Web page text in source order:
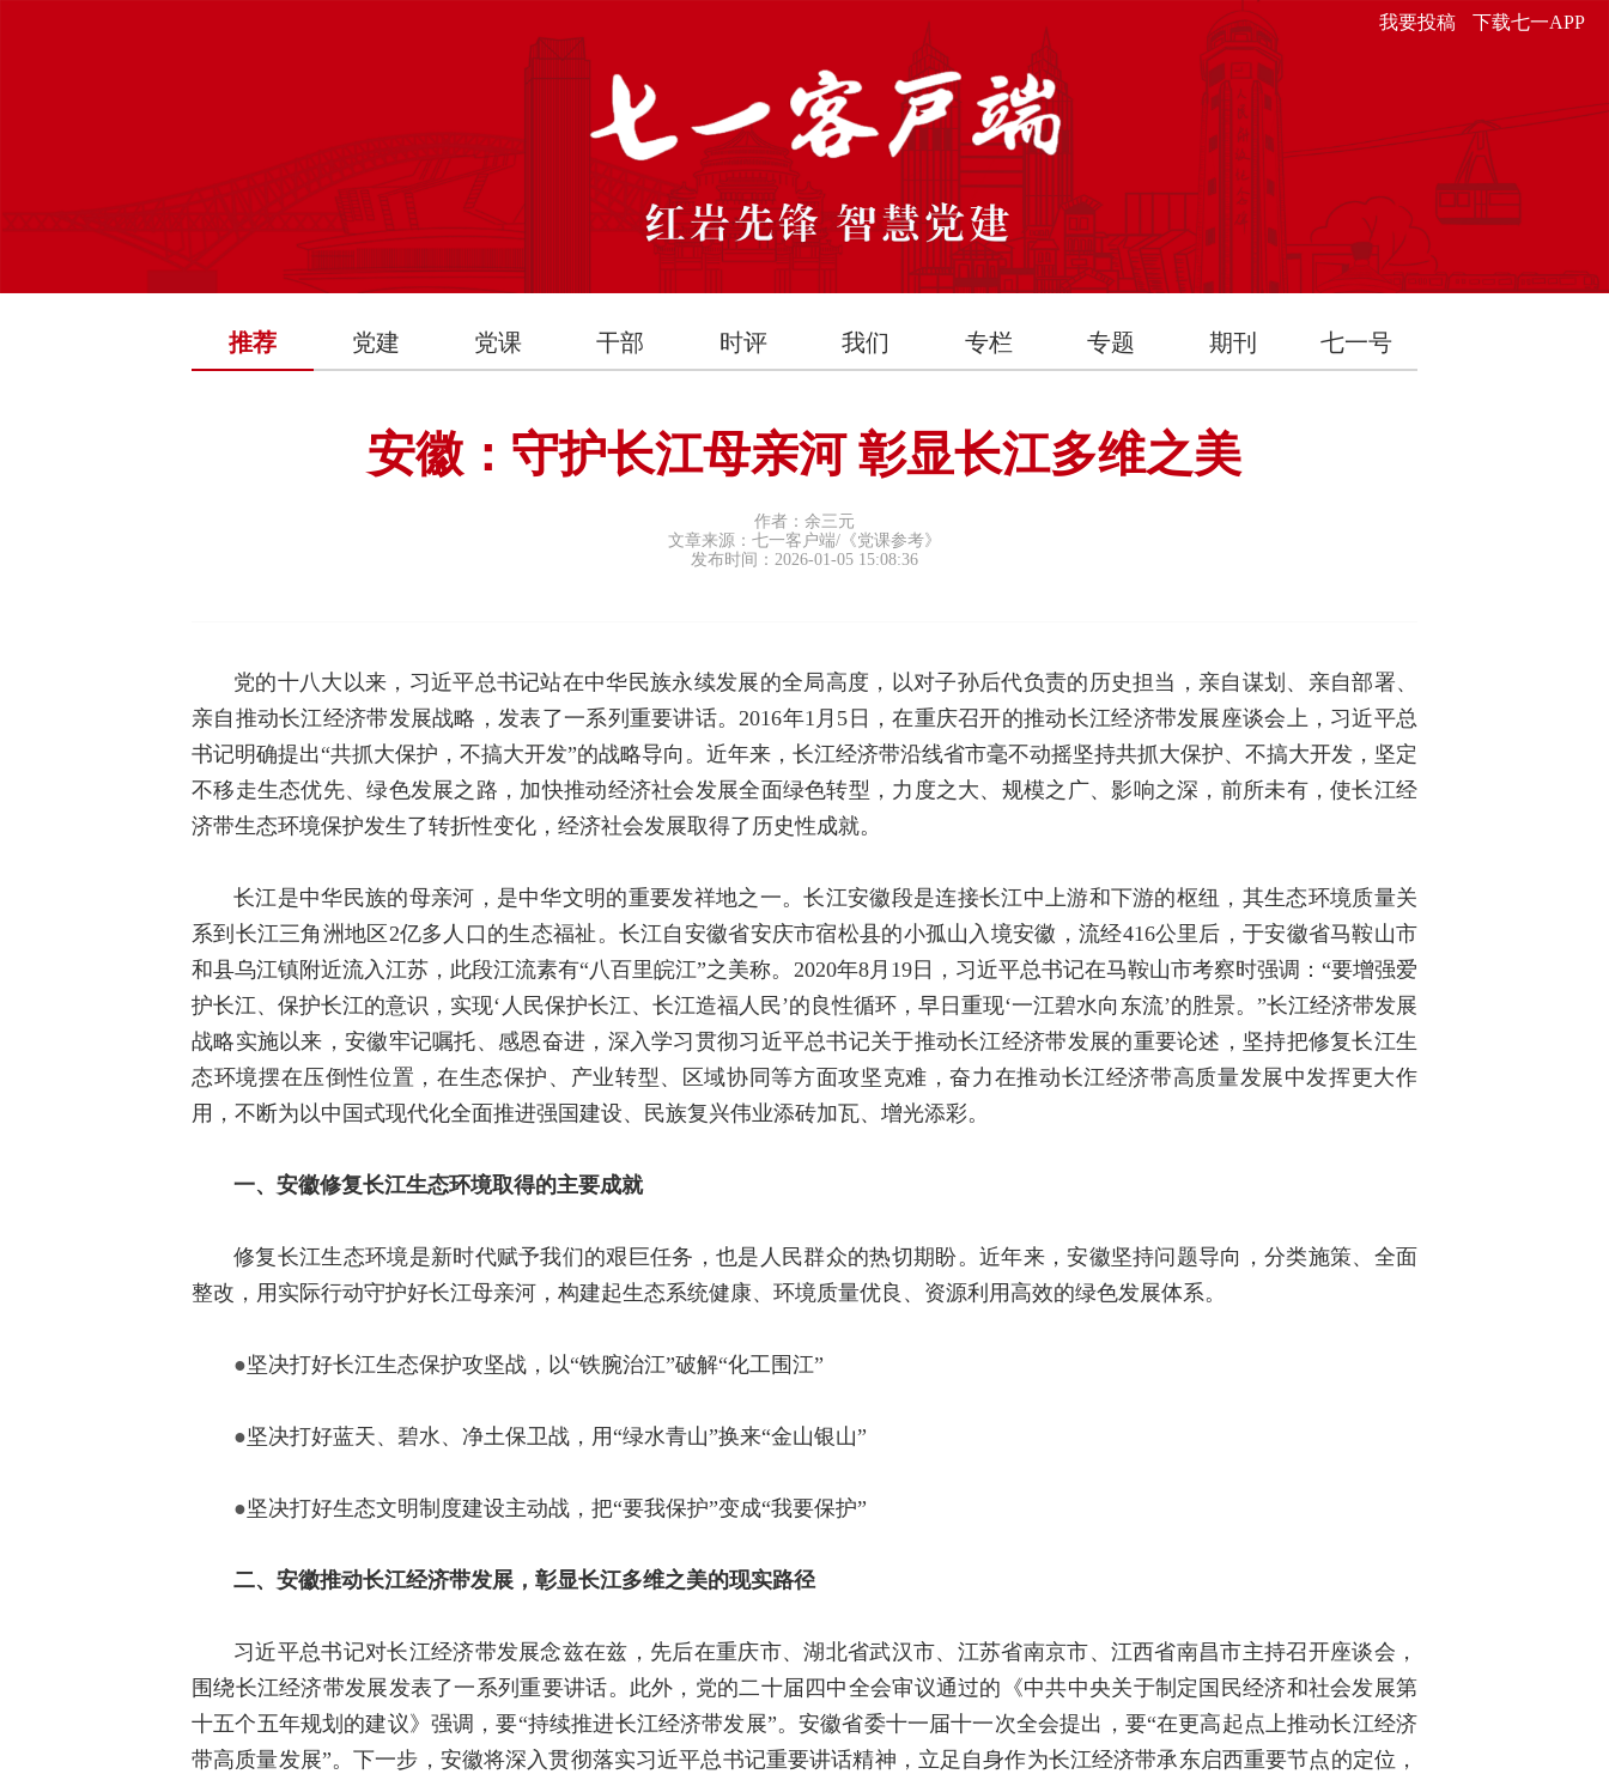
我要投稿 下载七一APP
推荐 党建 党课 干部 时评 我们 专栏 专题 期刊 七一号
安徽：守护长江母亲河 彰显长江多维之美
作者：余三元
文章来源：七一客户端/《党课参考》
发布时间：2026-01-05 15:08:36
党的十八大以来，习近平总书记站在中华民族永续发展的全局高度，以对子孙后代负责的历史担当，亲自谋划、亲自部署、
亲自推动长江经济带发展战略，发表了一系列重要讲话。2016年1月5日，在重庆召开的推动长江经济带发展座谈会上，习近平总
书记明确提出“共抓大保护，不搞大开发”的战略导向。近年来，长江经济带沿线省市毫不动摇坚持共抓大保护、不搞大开发，坚定
不移走生态优先、绿色发展之路，加快推动经济社会发展全面绿色转型，力度之大、规模之广、影响之深，前所未有，使长江经
济带生态环境保护发生了转折性变化，经济社会发展取得了历史性成就。
长江是中华民族的母亲河，是中华文明的重要发祥地之一。长江安徽段是连接长江中上游和下游的枢纽，其生态环境质量关
系到长江三角洲地区2亿多人口的生态福祉。长江自安徽省安庆市宿松县的小孤山入境安徽，流经416公里后，于安徽省马鞍山市
和县乌江镇附近流入江苏，此段江流素有“八百里皖江”之美称。2020年8月19日，习近平总书记在马鞍山市考察时强调：“要增强爱
护长江、保护长江的意识，实现‘人民保护长江、长江造福人民’的良性循环，早日重现‘一江碧水向东流’的胜景。”长江经济带发展
战略实施以来，安徽牢记嘱托、感恩奋进，深入学习贯彻习近平总书记关于推动长江经济带发展的重要论述，坚持把修复长江生
态环境摆在压倒性位置，在生态保护、产业转型、区域协同等方面攻坚克难，奋力在推动长江经济带高质量发展中发挥更大作
用，不断为以中国式现代化全面推进强国建设、民族复兴伟业添砖加瓦、增光添彩。
一、安徽修复长江生态环境取得的主要成就
修复长江生态环境是新时代赋予我们的艰巨任务，也是人民群众的热切期盼。近年来，安徽坚持问题导向，分类施策、全面
整改，用实际行动守护好长江母亲河，构建起生态系统健康、环境质量优良、资源利用高效的绿色发展体系。
●坚决打好长江生态保护攻坚战，以“铁腕治江”破解“化工围江”
●坚决打好蓝天、碧水、净土保卫战，用“绿水青山”换来“金山银山”
●坚决打好生态文明制度建设主动战，把“要我保护”变成“我要保护”
二、安徽推动长江经济带发展，彰显长江多维之美的现实路径
习近平总书记对长江经济带发展念兹在兹，先后在重庆市、湖北省武汉市、江苏省南京市、江西省南昌市主持召开座谈会，
围绕长江经济带发展发表了一系列重要讲话。此外，党的二十届四中全会审议通过的《中共中央关于制定国民经济和社会发展第
十五个五年规划的建议》强调，要“持续推进长江经济带发展”。安徽省委十一届十一次全会提出，要“在更高起点上推动长江经济
带高质量发展”。下一步，安徽将深入贯彻落实习近平总书记重要讲话精神，立足自身作为长江经济带承东启西重要节点的定位，